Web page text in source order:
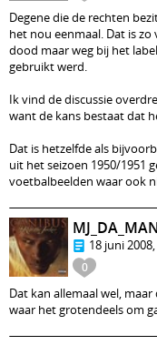
Degene die de rechten
het nou eenmaal. Dat is
dood maar weg bij het
gebruikt werd.
Ik vind de discussie
want de kans bestaat dat
Dat is hetzelfde als
uit het seizoen 1950/1951
voetbalbeelden waar ook
0
MJ_DA_MAN
18 juni
Dat kan allemaal wel,
waar het grotendeels om